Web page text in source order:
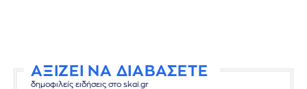
ΑΞΙΖΕΙ ΝΑ ΔΙΑΒΑΣΕΤΕ
δημοφιλείς ειδήσεις στο skai.gr